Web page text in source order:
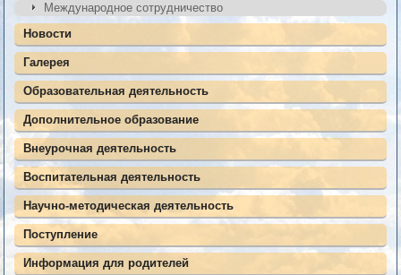
Международное сотрудничество
Новости
Галерея
Образовательная деятельность
Дополнительное образование
Внеурочная деятельность
Воспитательная деятельность
Научно-методическая деятельность
Поступление
Информация для родителей